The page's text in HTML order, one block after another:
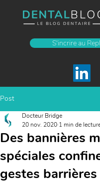
S'incrire au
Post
Des bannières
spéciales
gestes barrières
Docteur Bridge
20 nov. 2020 1 min de